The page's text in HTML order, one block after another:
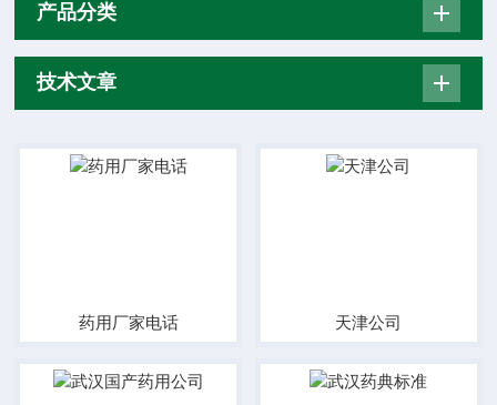
产品分类
技术文章
药用厂家电话 天津公司